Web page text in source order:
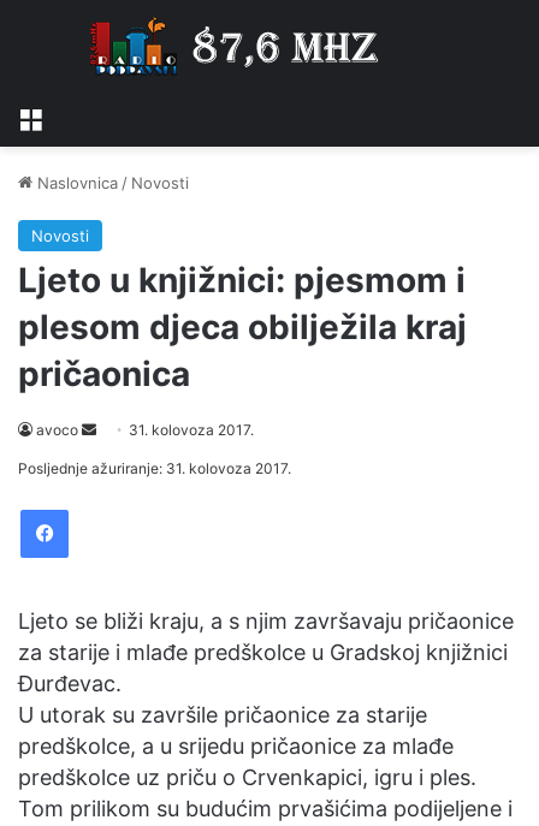
Naslovnica / Novosti
Novosti
Ljeto u knjižnici: pjesmom i
plesom djeca obilježila kraj
pričaonica
avoco
e
m
a
i
l
31. kolovoza 2017.
Posljednje ažuriranje: 31. kolovoza 2017.
Ljeto se bliži kraju, a s njim završavaju pričaonice
za starije i mlađe predškolce u Gradskoj knjižnici
Đurđevac.
U utorak su završile pričaonice za starije
predškolce, a u srijedu pričaonice za mlađe
predškolce uz priču o Crvenkapici, igru i ples.
Tom prilikom su budućim prvašićima podijeljene i